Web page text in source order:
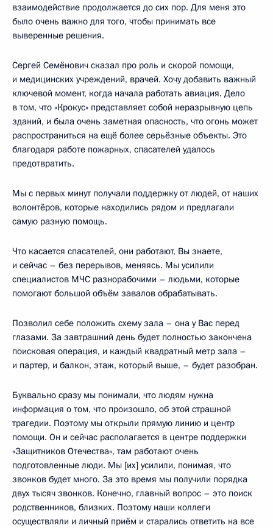
взаимодействие продолжается до сих пор. Для меня это
было очень важно для того, чтобы принимать все
выверенные решения.
Сергей Семёнович сказал про роль и скорой помощи,
и медицинских учреждений, врачей. Хочу добавить важный
ключевой момент, когда начала работать авиация. Дело
в том, что «Крокус» представляет собой неразрывную цепь
зданий, и была очень заметная опасность, что огонь может
распространиться на ещё более серьёзные объекты. Это
благодаря работе пожарных, спасателей удалось
предотвратить.
Мы с первых минут получали поддержку от людей, от наших
волонтёров, которые находились рядом и предлагали
самую разную помощь.
Что касается спасателей, они работают, Вы знаете,
и сейчас – без перерывов, меняясь. Мы усилили
специалистов МЧС разнорабочими – людьми, которые
помогают большой объём завалов обрабатывать.
Позволил себе положить схему зала – она у Вас перед
глазами. За завтрашний день будет полностью закончена
поисковая операция, и каждый квадратный метр зала –
и партер, и балкон, этаж, который выше, – будет разобран.
Буквально сразу мы понимали, что людям нужна
информация о том, что произошло, об этой страшной
трагедии. Поэтому мы открыли прямую линию и центр
помощи. Он и сейчас располагается в центре поддержки
«Защитников Отечества», там работают очень
подготовленные люди. Мы [их] усилили, понимая, что
звонков будет много. За это время мы получили порядка
двух тысяч звонков. Конечно, главный вопрос – это поиск
родственников, близких. Поэтому наши коллеги
осуществляли и личный приём и старались ответить на все